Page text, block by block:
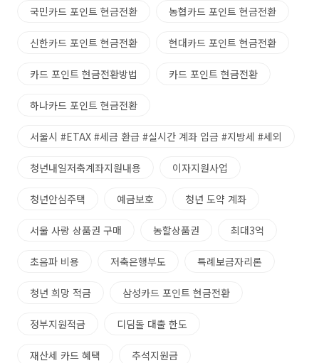
국민카드 포인트 현금전환 농협카드 포인트 현금전환
신한카드 포인트 현금전환 현대카드 포인트 현금전환
카드 포인트 현금전환방법 카드 포인트 현금전환
하나카드 포인트 현금전환
서울시 #ETAX #세금 환급 #실시간 계좌 입금 #지방세 #세외
청년내일저축계좌지원내용 이자지원사업
청년안심주택 예금보호 청년 도약 계좌
서울 사랑 상품권 구매 농할상품권 최대3억
초음파 비용 저축은행부도 특례보금자리론
청년 희망 적금 삼성카드 포인트 현금전환
정부지원적금 디딤돌 대출 한도
재산세 카드 혜택 추석지원금